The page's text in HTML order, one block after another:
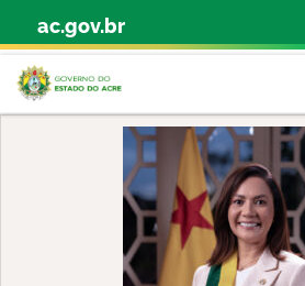
Skip to content
ac.gov.br